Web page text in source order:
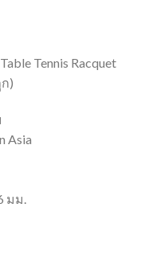
Tennis Racquet
)
Asia
มม.